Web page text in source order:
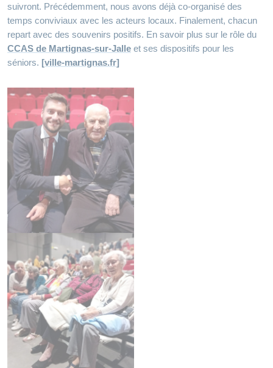
suivront. Précédemment, nous avons déjà co‑organisé des
temps conviviaux avec les acteurs locaux. Finalement, chacun
repart avec des souvenirs positifs. En savoir plus sur le rôle du
CCAS de Martignas-sur-Jalle et ses dispositifs pour les
séniors. [ville-martignas.fr]